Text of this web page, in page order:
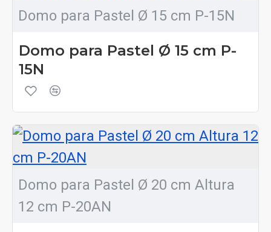
Domo para Pastel Ø 15 cm P-15N
Domo para Pastel Ø 15 cm P-
15N
Domo para Pastel Ø 20 cm Altura
12 cm P-20AN